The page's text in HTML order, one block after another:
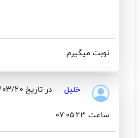
نوبت میگیرم
خلیل
در تاریخ 1405/03/20
ساعت 07:05:23